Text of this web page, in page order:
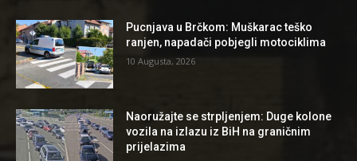
Pucnjava u Brčkom: Muškarac teško
ranjen, napadači pobjegli motociklima
10 Augusta, 2026
Naoružajte se strpljenjem: Duge kolone
vozila na izlazu iz BiH na graničnim
prijelazima